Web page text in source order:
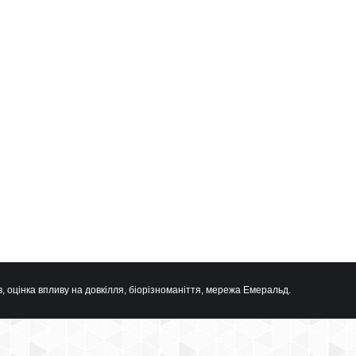
впливу на довкілля, біорізноманіття, мережа Емеральд.